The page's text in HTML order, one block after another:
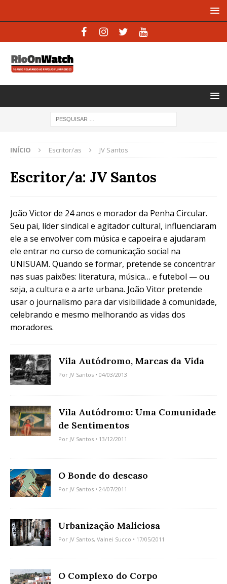
INÍCIO Escritor/as JV Santos
Escritor/a: JV Santos
João Victor de 24 anos e morador da Penha Circular.
Seu pai, líder sindical e agitador cultural, influenciaram
ele a se envolver com música e capoeira e ajudaram
ele entrar no curso de comunicação social na
UNISUAM. Quando se formar, pretende se concentrar
nas suas paixões: literatura, música… e futebol — ou
seja, a cultura e a arte urbana. João Vitor pretende
usar o journalismo para dar visibilidade à comunidade,
celebrando e mesmo melhorando as vidas dos
moradores.
Vila Autódromo, Marcas da Vida
Por JV Santos • 04/03/2013
Vila Autódromo: Uma Comunidade
de Sentimentos
Por JV Santos • 13/12/2011
O Bonde do descaso
Por JV Santos • 24/07/2011
Urbanização Maliciosa
Por JV Santos, Valnei Succo • 17/05/2011
O Complexo do Corpo